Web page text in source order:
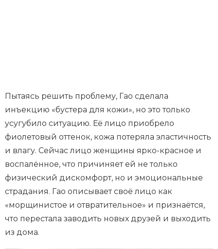
Пытаясь решить проблему, Гао сделала
инъекцию «бустера для кожи», но это только
усугубило ситуацию. Её лицо приобрело
фиолетовый оттенок, кожа потеряла эластичность
и влагу. Сейчас лицо женщины ярко-красное и
воспалённое, что причиняет ей не только
физический дискомфорт, но и эмоциональные
страдания. Гао описывает своё лицо как
«морщинистое и отвратительное» и признаётся,
что перестала заводить новых друзей и выходить
из дома.